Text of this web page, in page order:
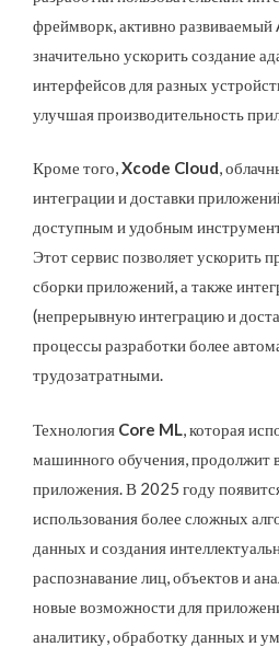
фреймворк, активно развиваемый
значительно ускорить создание
интерфейсов для разных
улучшая производительность
Кроме того,Xcode Cloud,
интеграции и доставки
доступным и удобным
Этот сервис позволяет ускорить
сборки приложений, а также
(непрерывную интеграцию и
процессы разработки более
трудозатратными.
Технология Core ML, которая
машинного обучения, продолжит
приложения. В 2025 году
использования более сложных
данных и создания
распознавание лиц, объектов и
новые возможности для
аналитику, обработку данных и